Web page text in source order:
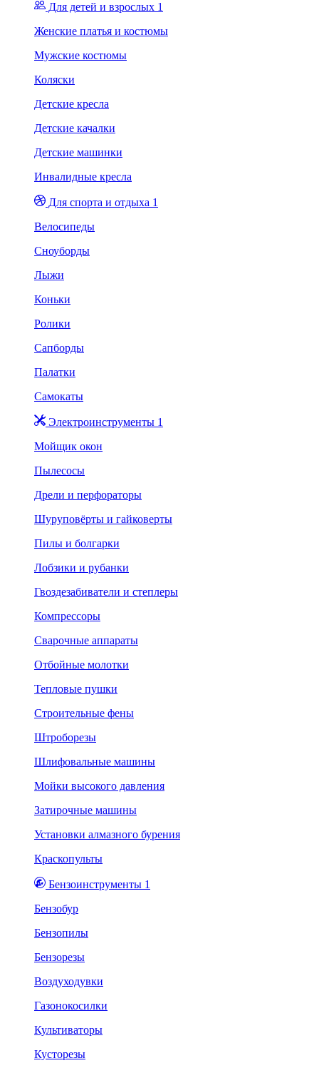
Для детей и взрослых 1
Женские платья и костюмы
Мужские костюмы
Коляски
Детские кресла
Детские качалки
Детские машинки
Инвалидные кресла
Для спорта и отдыха 1
Велосипеды
Сноуборды
Лыжи
Коньки
Ролики
Сапборды
Палатки
Самокаты
Электроинструменты 1
Мойщик окон
Пылесосы
Дрели и перфораторы
Шуруповёрты и гайковерты
Пилы и болгарки
Лобзики и рубанки
Гвоздезабиватели и степлеры
Компрессоры
Сварочные аппараты
Отбойные молотки
Тепловые пушки
Строительные фены
Штроборезы
Шлифовальные машины
Мойки высокого давления
Затирочные машины
Установки алмазного бурения
Краскопульты
Бензоинструменты 1
Бензобур
Бензопилы
Бензорезы
Воздуходувки
Газонокосилки
Культиваторы
Кусторезы